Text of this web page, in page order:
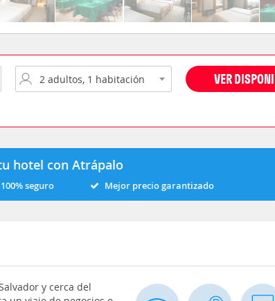
VER
hotel con Atrápalo
seguro Mejor precio garantizado
y cerca del